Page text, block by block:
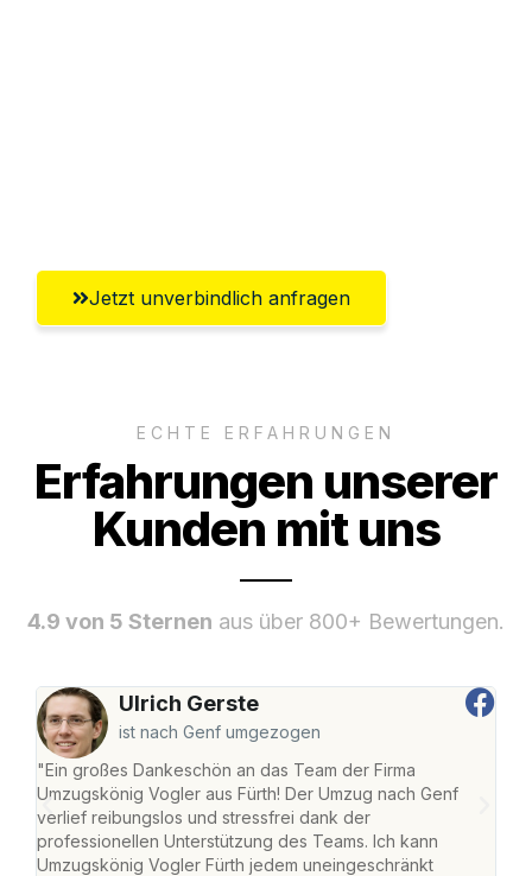
Jetzt unverbindlich anfragen
ECHTE ERFAHRUNGEN
Erfahrungen unserer
Kunden mit uns
4.9 von 5 Sternen aus über 800+ Bewertungen.
Ulrich Gerste
ist nach Genf umgezogen
"Ein großes Dankeschön an das Team der Firma
Umzugskönig Vogler aus Fürth! Der Umzug nach Genf
verlief reibungslos und stressfrei dank der
professionellen Unterstützung des Teams. Ich kann
Umzugskönig Vogler Fürth jedem uneingeschränkt